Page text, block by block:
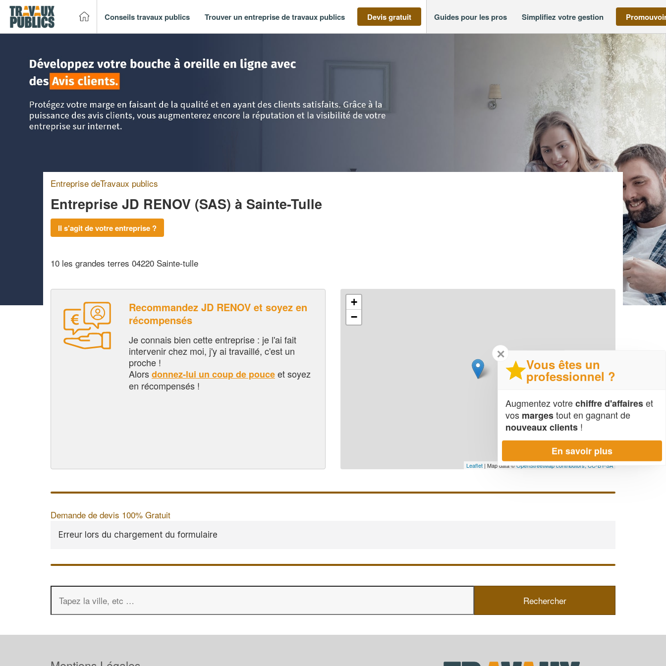
Conseils travaux publics Trouver un entreprise de travaux publics Devis gratuit Guides pour les pros Simplifiez votre gestion
Entreprise deTravaux publics
Entreprise JD RENOV (SAS) à Sainte-Tulle
Il s'agit de votre entreprise ?
10 les grandes terres 04220 Sainte-tulle
Recommandez JD RENOV et soyez en
récompensés
Je connais bien cette entreprise : je l'ai fait
intervenir chez moi, j'y ai travaillé, c'est un
proche !
Alorsdonnez-lui un coup de pouceet soyez
en récompensés !
+
−
Leaflet | Map data ©OpenStreetMap contributors,CC-BY-SA
Demande de devis 100% Gratuit
Erreur lors du chargement du formulaire
✕
Vous êtes un
professionnel ?
Augmentez votrechiffre d'affaireset
vos margestout en gagnant de
nouveaux clients !
En savoir plus